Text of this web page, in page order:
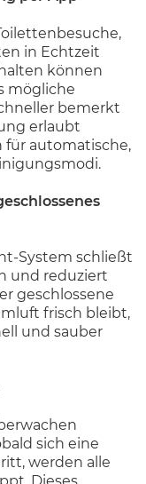
in Echtzeit
können
mögliche
bemerkt
erlaubt
automatische,
System schließt
und reduziert
geschlossene
frisch bleibt,
und sauber
sich eine
werden alle